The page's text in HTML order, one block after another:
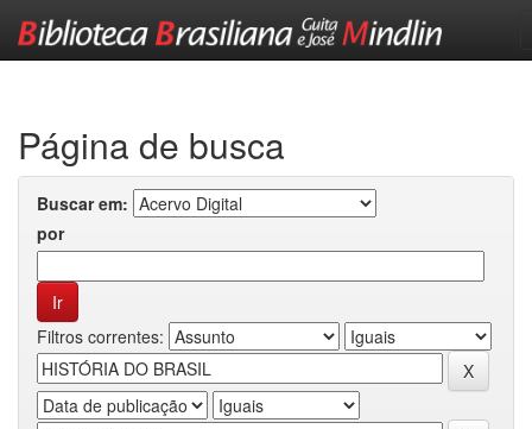
Página de busca
Buscar em:
por
Filtros correntes: